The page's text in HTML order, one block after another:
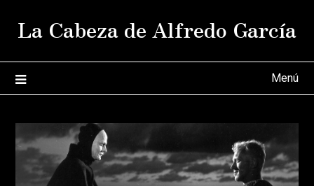
La Cabeza de Alfredo García
Menú